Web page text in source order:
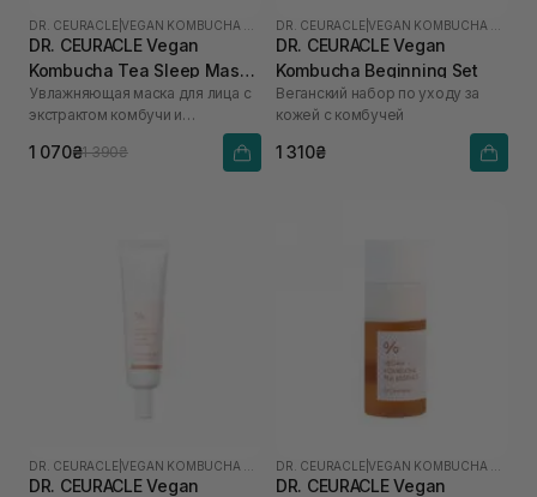
DR. CEURACLE |
DR. CEURACLE Vegan
Kombucha Tea Sleep Mask
100 мл
Увлажняющая маска для лица с
экстрактом комбучи и
1 070₴1 390₴
DR. CEURACLE |
DR. CEURACLE Vegan
Kombucha Beginning Set
Веганский набор по уходу за
кожей с комбучей
1 310₴
DR. CEURACLE |
DR. CEURACLE Vegan
DR. CEURACLE |
DR. CEURACLE Vegan